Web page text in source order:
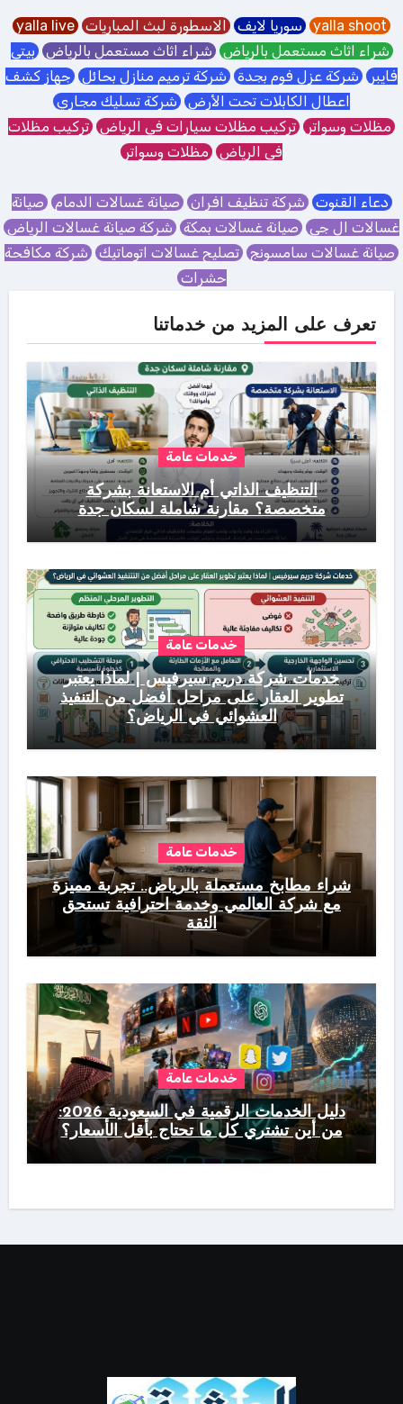
yalla shoot سوريا لايف الاسطورة لبث المباريات yalla live
شراء اثاث مستعمل بالرياض شراء اثاث مستعمل بالرياض بيتي
فايبر شركة عزل فوم بجدة شركة ترميم منازل بحائل جهاز كشف
اعطال الكابلات تحت الأرض شركة تسليك مجاري
مظلات وسواتر تركيب مظلات سيارات في الرياض تركيب مظلات
في الرياض مظلات وسواتر
دعاء القنوت شركة تنظيف افران صيانة غسالات الدمام صيانة
غسالات ال جي صيانة غسالات بمكة شركة صيانة غسالات الرياض
صيانة غسالات سامسونج تصليح غسالات اتوماتيك شركة مكافحة
حشرات
تعرف على المزيد من خدماتنا
خدمات عامة
التنظيف الذاتي أم الاستعانة بشركة
متخصصة؟ مقارنة شاملة لسكان جدة
خدمات عامة
خدمات شركة دريم سيرفيس | لماذا يعتبر
تطوير العقار على مراحل أفضل من التنفيذ
العشوائي في الرياض؟
خدمات عامة
شراء مطابخ مستعملة بالرياض.. تجربة مميزة
مع شركة العالمي وخدمة احترافية تستحق
الثقة
خدمات عامة
دليل الخدمات الرقمية في السعودية 2026:
من أين تشتري كل ما تحتاج بأقل الأسعار؟